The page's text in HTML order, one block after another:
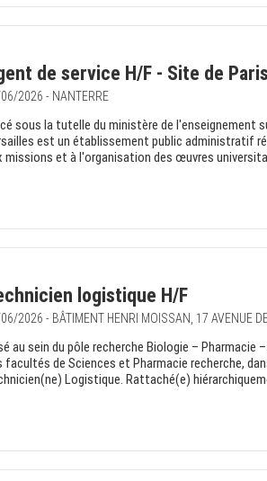
de service H/F - Site de
2026 - NANTERRE
sous la tutelle du ministère de l'enseignement
est un établissement public administratif
missions et à l'organisation des œuvres
logistique H/F
2026 - BÂTIMENT HENRI MOISSAN, 17 AVENUE
au sein du pôle recherche Biologie – Pharmacie
facultés de Sciences et Pharmacie recherche,
Logistique. Rattaché(e)